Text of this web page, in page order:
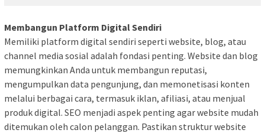
Membangun Platform Digital Sendiri
Memiliki platform digital sendiri seperti website, blog, atau
channel media sosial adalah fondasi penting. Website dan blog
memungkinkan Anda untuk membangun reputasi,
mengumpulkan data pengunjung, dan memonetisasi konten
melalui berbagai cara, termasuk iklan, afiliasi, atau menjual
produk digital. SEO menjadi aspek penting agar website mudah
ditemukan oleh calon pelanggan. Pastikan struktur website